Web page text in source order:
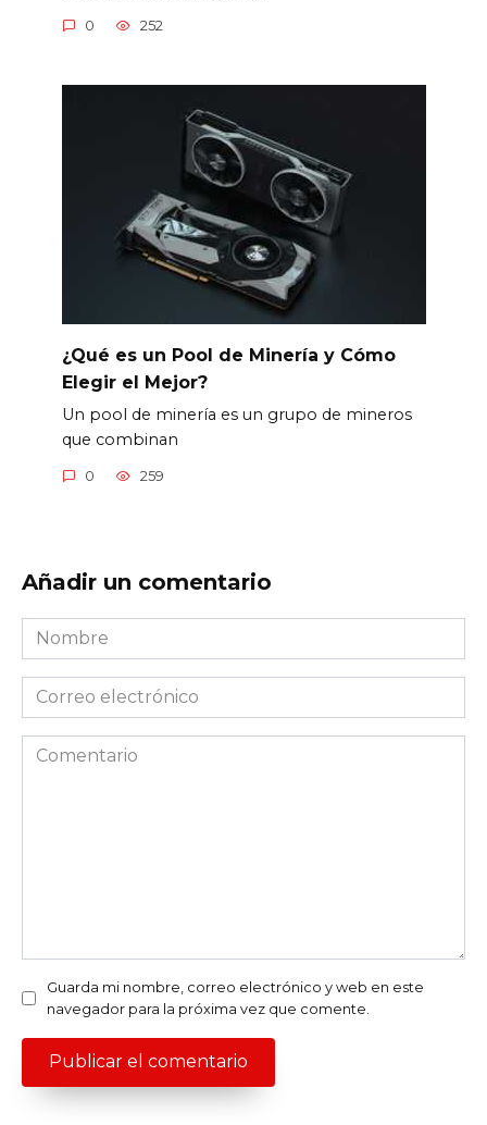
0 252
¿Qué es un Pool de Minería y Cómo
Elegir el Mejor?
Un pool de minería es un grupo de mineros
que combinan
0 259
Añadir un comentario
Nombre
*
Correo
electrónico
*Comentario
Guarda mi nombre, correo electrónico y web en este
navegador para la próxima vez que comente.